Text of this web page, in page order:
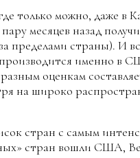
только можно, даже в
месяцев назад
пределами страны). И
именно в
оценкам
на широко
стран с самым
стран вошли США,